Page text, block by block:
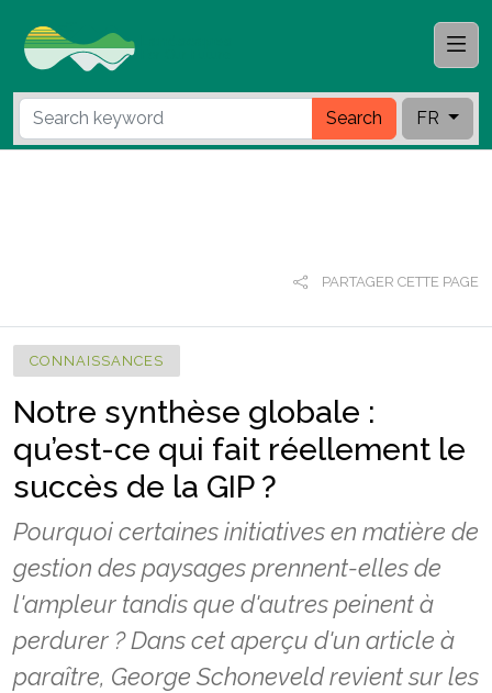
Search FR
PARTAGER CETTE PAGE
CONNAISSANCES
Notre synthèse globale :
qu’est-ce qui fait réellement le
succès de la GIP ?
Pourquoi certaines initiatives en matière de
gestion des paysages prennent-elles de
l'ampleur tandis que d'autres peinent à
perdurer ? Dans cet aperçu d'un article à
paraître, George Schoneveld revient sur les